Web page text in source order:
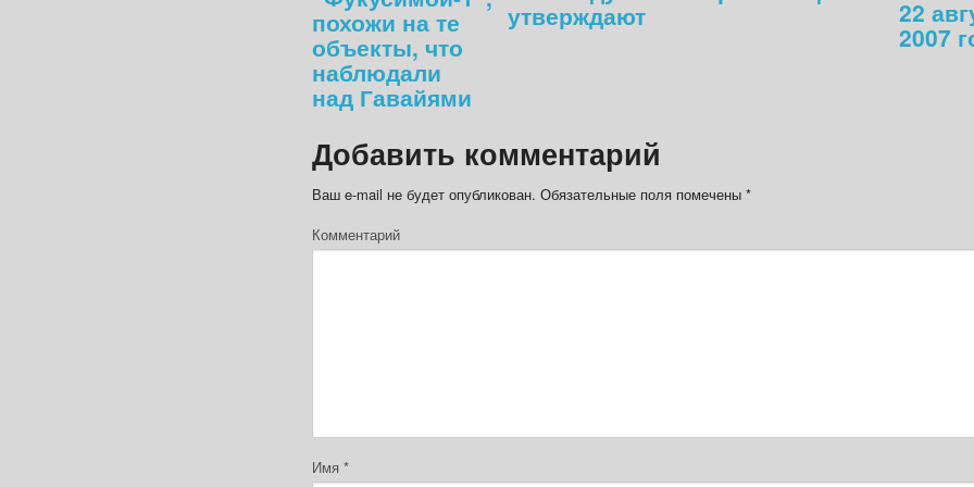
похожи на те
объекты, что
наблюдали
над Гавайями
утверждают 22
2007
Добавить комментарий
Ваш e-mail не будет опубликован. Обязательные поля помечены *
Комментарий
Имя *